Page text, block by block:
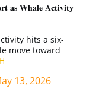
𝐚𝐬 𝐖𝐡𝐚𝐥𝐞 𝐀𝐜𝐭𝐢𝐯𝐢𝐭𝐲
hits a six-
move toward
13, 2026